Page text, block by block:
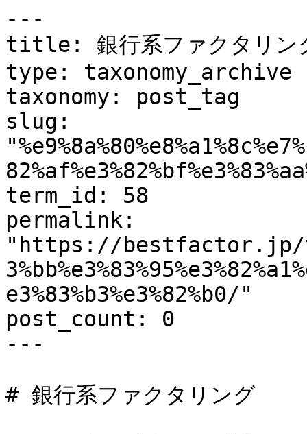
---
title: 銀行系ファクタリン
type: taxonomy_archive
taxonomy: post_tag
slug:
term_id: 58
permalink:
"https://bestfactor.jp/tag/
e3%83%b3%e3%82%b0/"
post_count: 0
---
# 銀行系ファクタリング